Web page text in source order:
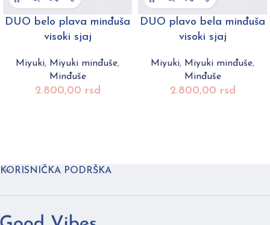
DUO belo plava minđuša
visoki sjaj
Miyuki, Miyuki minđuše,
Minđuše
2.800,00 rsd
DUO plavo bela minđuša
visoki sjaj
Miyuki, Miyuki minđuše,
Minđuše
2.800,00 rsd
KORISNIČKA PODRŠKA